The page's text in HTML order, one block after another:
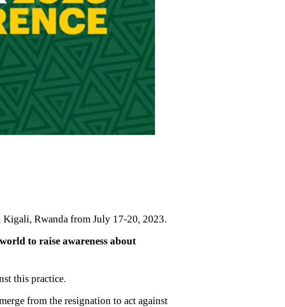
Rwanda from July 17-20, 2023.
to raise awareness about
this practice.
from the resignation to act against